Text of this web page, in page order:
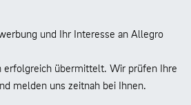
und Ihr Interesse an Allegro
erfolgreich übermittelt. Wir prüfen Ihre
melden uns zeitnah bei Ihnen.